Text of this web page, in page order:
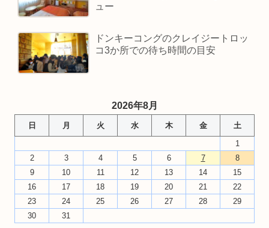
ュー
ドンキーコングのクレイジートロッ
コ3か所での待ち時間の目安
2026年8月
日 月 火 水 木 金
土
1
2
3 4 5 6 7
8
9
10 11 12 13 14
15
16
17 18 19 20 21
22
23
24 25 26 27 28
29
30
31